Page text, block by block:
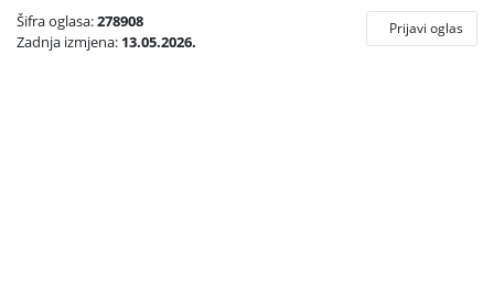
Šifra oglasa:278908
Zadnja izmjena: 13.05.2026.
Prijavi oglas